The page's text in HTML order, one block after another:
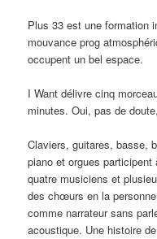
Plus 33 est une formation
mouvance prog
occupent un bel espace.
I Want délivre cinq
minutes. Oui, pas de
Claviers, guitares, basse,
piano et orgues
quatre musiciens et
des chœurs en la
comme narrateur sans
acoustique. Une histoire